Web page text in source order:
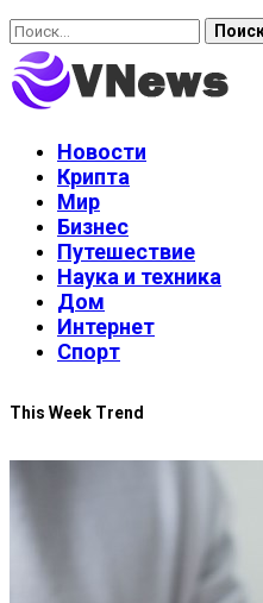
Найти:
Новости
Крипта
Мир
Бизнес
Путешествие
Наука и техника
Дом
Интернет
Спорт
This Week Trend